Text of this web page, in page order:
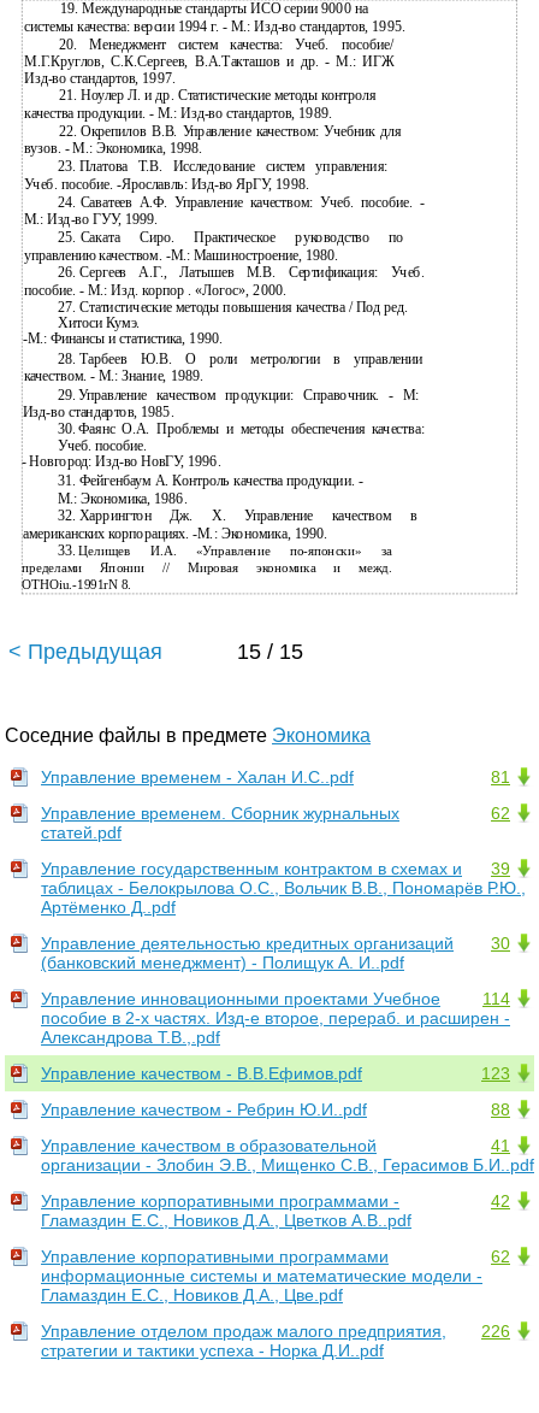
19. Международные стандарты ИСО серии 9000 на
системы качества: версии 1994 г. - М.: Изд-во стандартов, 1995.
20. Менеджмент систем качества: Учеб. пособие/
М.Г.Круглов, С.К.Сергеев, В.А.Такташов и др. - М.: ИГЖ
Изд-во стандартов, 1997.
21. Ноулер Л. и др. Статистические методы контроля
качества продукции. - М.: Изд-во стандартов, 1989.
22. Окрепилов В.В. Управление качеством: Учебник для
вузов. - М.: Экономика, 1998.
23. Платова Т.В. Исследование систем управления:
Учеб. пособие.-Ярославль: Изд-во ЯрГУ, 1998.
24. Саватеев А.Ф. Управление качеством: Учеб. пособие. -
М.:Изд-во ГУУ, 1999.
25. Саката Сиро. Практическое руководство по
управлению качеством. -М.: Машиностроение, 1980.
26. Сергеев А.Г., Латышев М.В. Сертификация: Учеб.
пособие. - М.: Изд. корпор . «Логос», 2000.
27. Статистические методы повышения качества / Под ред.
Хитоси Кумэ.
-М.: Финансы и статистика, 1990.
28. Тарбеев Ю.В. О роли метрологии в управлении
качеством. - М.: Знание, 1989.
29. Управление качеством продукции: Справочник. - М:
Изд-во стандартов, 1985.
30. Фаянс О.А. Проблемы и методы обеспечения качества:
Учеб. пособие.
-Новгород:Изд-во НовГУ, 1996.
31. Фейгенбаум А. Контроль качества продукции. -
М.: Экономика, 1986.
32. Харрингтон Дж. X. Управление качеством в
американских корпорациях.-М.: Экономика, 1990.
33. Целищев И.А. «Управление по-японски» за
пределами Японии // Мировая экономика и межд.
OTHOiu.-1991rN 8.
< Предыдущая 15 / 15
Соседние файлы в предмете Экономика
81
Управление временем - Халан И.С..pdf
62
Управление временем. Сборник журнальных
статей.pdf
39
Управление государственным контрактом в схемах и
таблицах - Белокрылова О.С., Вольчик В.В., Пономарёв Р.Ю.,
Артёменко Д..pdf
30
Управление деятельностью кредитных организаций
(банковский менеджмент) - Полищук А. И..pdf
114
Управление инновационными проектами Учебное
пособие в 2-х частях. Изд-е второе, перераб. и расширен -
Александрова Т.В.,.pdf
123
Управление качеством - В.В.Ефимов.pdf
88
Управление качеством - Ребрин Ю.И..pdf
41
Управление качеством в образовательной
организации - Злобин Э.В., Мищенко С.В., Герасимов Б.И..pdf
42
Управление корпоративными программами -
Гламаздин Е.С., Новиков Д.А., Цветков А.В..pdf
62
Управление корпоративными программами
информационные системы и математические модели -
Гламаздин Е.С., Новиков Д.А., Цве.pdf
226
Управление отделом продаж малого предприятия,
стратегии и тактики успеха - Норка Д.И..pdf